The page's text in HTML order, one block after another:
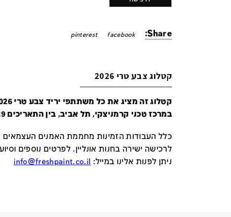
Share:
facebook
pinterest
קטלוג צבע טרי 2026
במרכז טכני קרמניצקי, תל אביב, בין התאריכים 24-29 ביוני.
כלל העבודות הזמינות מחממת האמנים העצמאים
לרכישה ישירה בחנות אונליין.לפרטים נוספים
ניתן לפנות אלינו במייל:
info@freshpaint.co.il